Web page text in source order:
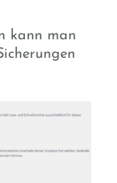
kann man